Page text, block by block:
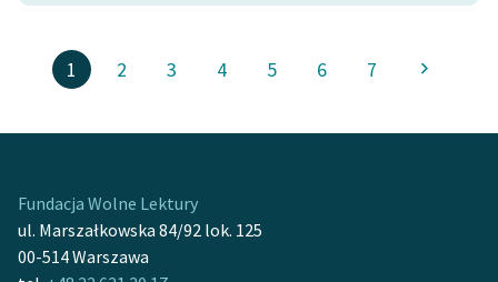
1 2 3 4 5 6 7
Fundacja Wolne Lektury
ul. Marszałkowska 84/92 lok. 125
00-514 Warszawa